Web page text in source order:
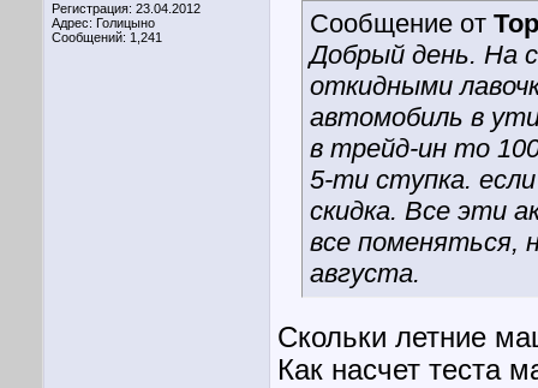
Регистрация: 23.04.2012
Адрес: Голицыно
Сообщений: 1,241
Сообщение от
Добрый день. На
откидными
автомобиль в
в трейд-ин то
5-ти ступка.
скидка. Все эти
все поменяться,
августа.
Скольки летние
Как насчет теста